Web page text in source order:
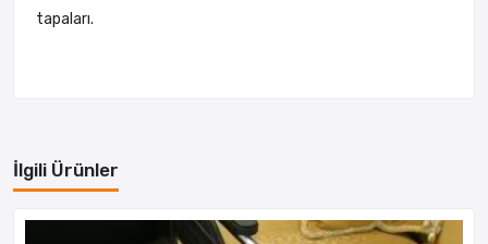
tapaları.
İlgili Ürünler